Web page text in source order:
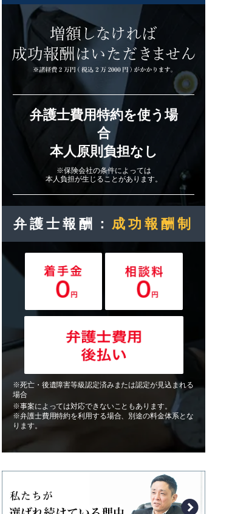
弁護士費用特約を使う場
合
本人原則負担なし
※保険会社の条件によっては
本人負担が生じることがあります。
弁護士報酬： 成功報酬制
※死亡・後遺障害等級認定済みまたは認定が見込まれる
場合
※事案によっては対応できないこともあります。
※弁護士費用特約を利用する場合、別途の料金体系とな
ります。